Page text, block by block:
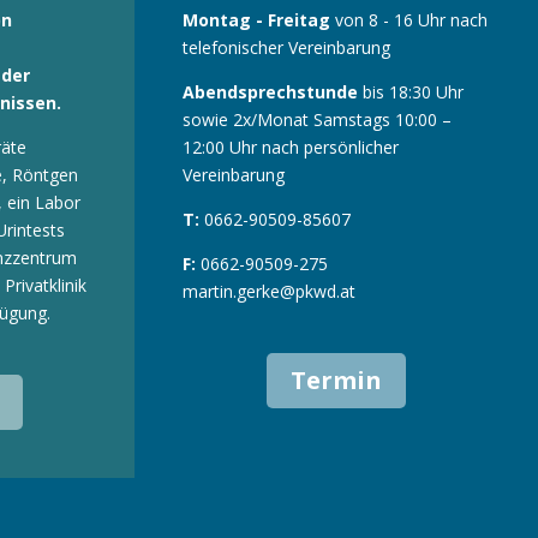
Röntgen
ein Labor
Montag - Freitag von 8 - 16 Uhr nach
telefonischer Vereinbarung
Abendsprechstunde bis 18:30 Uhr
sowie 2x/Monat Samstags 10:00 –
12:00 Uhr nach persönlicher
Vereinbarung
T: 0662-90509-85607
F: 0662-90509-275
martin.gerke@pkwd.at
Termin